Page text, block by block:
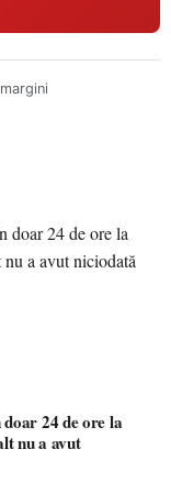
24 de ore la
nu a avut